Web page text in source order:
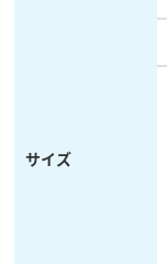
サイズ